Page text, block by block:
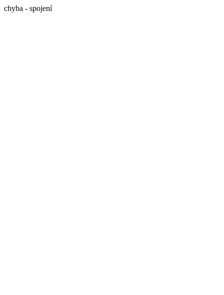
chyba - spojení